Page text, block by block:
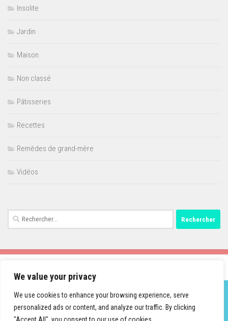
We value your privacy
We use cookies to enhance your browsing experience, serve
personalized ads or content, and analyze our traffic. By clicking
Insolite
Jardin
Maison
Non classé
Pâtisseries
Recettes
Remèdes de grand-mère
Vidéos
Rechercher :